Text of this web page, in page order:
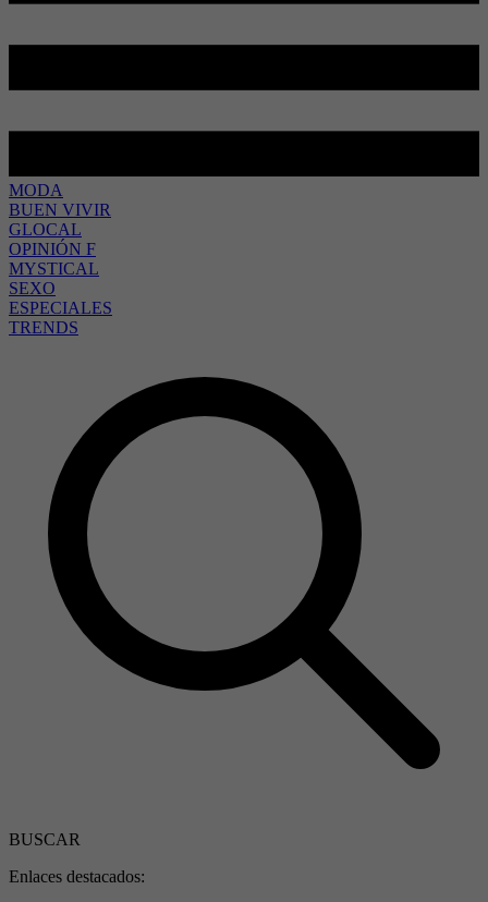
MODA
BUEN VIVIR
GLOCAL
OPINIÓN F
MYSTICAL
SEXO
ESPECIALES
TRENDS
BUSCAR
Enlaces destacados: